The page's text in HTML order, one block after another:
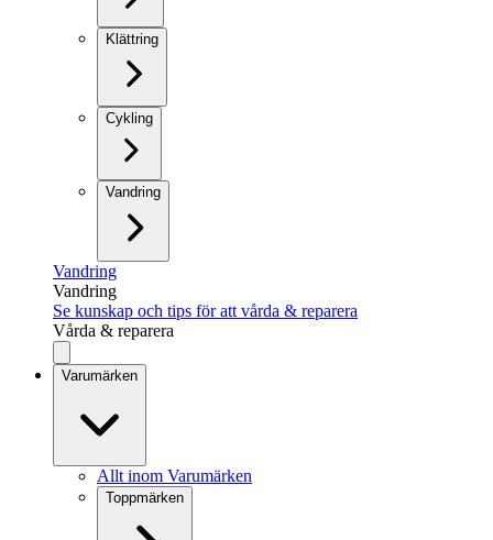
Klättring
Cykling
Vandring
Vandring
Vandring
Se kunskap och tips för att vårda & reparera
Vårda & reparera
Varumärken
Allt inom Varumärken
Toppmärken